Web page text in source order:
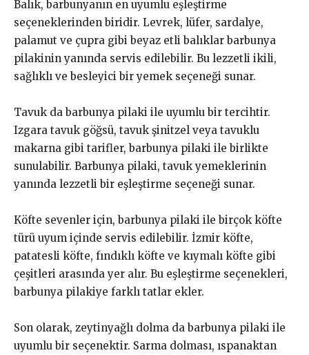
Balık, barbunyanın en uyumlu eşleştirme
seçeneklerinden biridir. Levrek, lüfer, sardalye,
palamut ve çupra gibi beyaz etli balıklar barbunya
pilakinin yanında servis edilebilir. Bu lezzetli ikili,
sağlıklı ve besleyici bir yemek seçeneği sunar.
Tavuk da barbunya pilaki ile uyumlu bir tercihtir.
Izgara tavuk göğsü, tavuk şinitzel veya tavuklu
makarna gibi tarifler, barbunya pilaki ile birlikte
sunulabilir. Barbunya pilaki, tavuk yemeklerinin
yanında lezzetli bir eşleştirme seçeneği sunar.
Köfte sevenler için, barbunya pilaki ile birçok köfte
türü uyum içinde servis edilebilir. İzmir köfte,
patatesli köfte, fındıklı köfte ve kıymalı köfte gibi
çeşitleri arasında yer alır. Bu eşleştirme seçenekleri,
barbunya pilakiye farklı tatlar ekler.
Son olarak, zeytinyağlı dolma da barbunya pilaki ile
uyumlu bir seçenektir. Sarma dolması, ıspanaktan